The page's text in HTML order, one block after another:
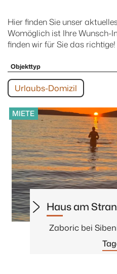
Hier finden Sie unser
Womöglich ist Ihre Wunsch-
finden wir für Sie das richtige!
Objekttyp
Urlaubs-Domizil
Haus am
Zaboric bei
MIETE